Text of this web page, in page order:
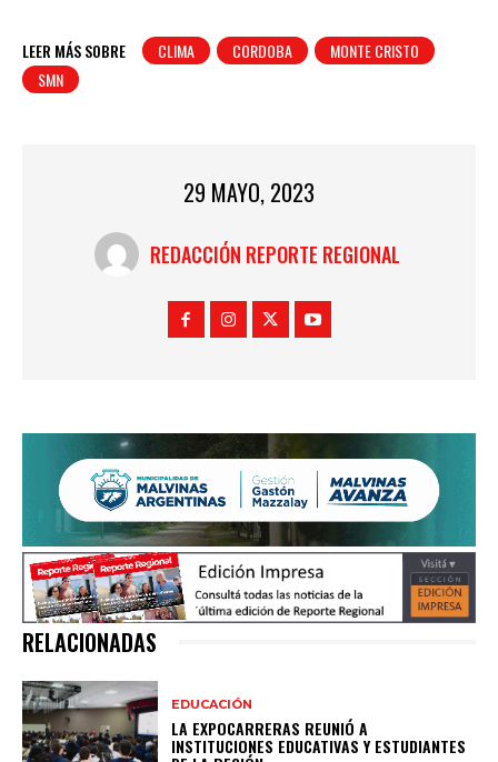
LEER MÁS SOBRE CLIMA CORDOBA
MONTE CRISTO
SMN
29 MAYO, 2023
REDACCIÓN REPORTE REGIONAL
RELACIONADAS
EDUCACIÓN
LA EXPOCARRERAS REUNIÓ A
INSTITUCIONES EDUCATIVAS Y ESTUDIANTES